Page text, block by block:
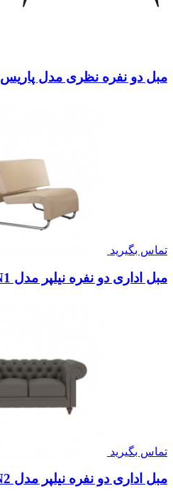
مبل دو نفره نظری مدل پاریس 1
تماس بگیرید
مبل اداری دو نفره نیلپر مدل OSM 721N1
تماس بگیرید
مبل اداری دو نفره نیلپر مدل OSS851N2